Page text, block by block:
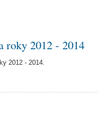
roky 2012 - 2014
2012 - 2014.